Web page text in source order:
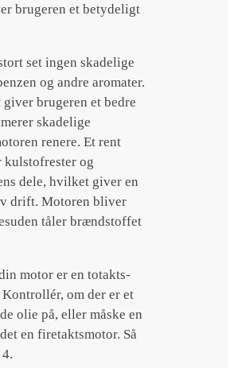
brugeren et betydeligt
set ingen skadelige
og andre aromater.
brugeren et bedre
skadelige
renere. Et rent
og
dele, hvilket giver en
drift. Motoren bliver
tåler brændstoffet
motor er en totakts-
om der er et
olie på, eller måske en
en firetaktsmotor. Så